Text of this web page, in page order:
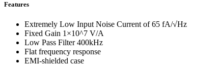
Features
Extremely Low Input Noise Current of 65 fA/√Hz
Fixed Gain 1×10^7 V/A
Low Pass Filter 400kHz
Flat frequency response
EMI-shielded case